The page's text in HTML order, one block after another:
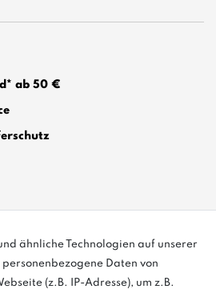
ab 50 €
ähnliche Technologien auf unserer
Daten von
(z.B. IP-Adresse), um z.B.